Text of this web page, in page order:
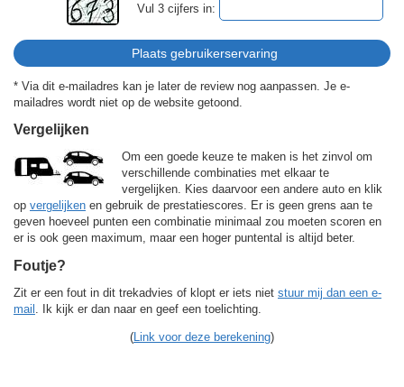
Vul 3 cijfers in:
* Via dit e-mailadres kan je later de review nog aanpassen. Je e-
mailadres wordt niet op de website getoond.
Vergelijken
Om een goede keuze te maken is het zinvol om
verschillende combinaties met elkaar te
vergelijken. Kies daarvoor een andere auto en klik
op vergelijken en gebruik de prestatiescores. Er is geen grens aan te
geven hoeveel punten een combinatie minimaal zou moeten scoren en
er is ook geen maximum, maar een hoger puntental is altijd beter.
Foutje?
Zit er een fout in dit trekadvies of klopt er iets niet stuur mij dan een e-
mail
. Ik kijk er dan naar en geef een toelichting.
( Link voor deze berekening)